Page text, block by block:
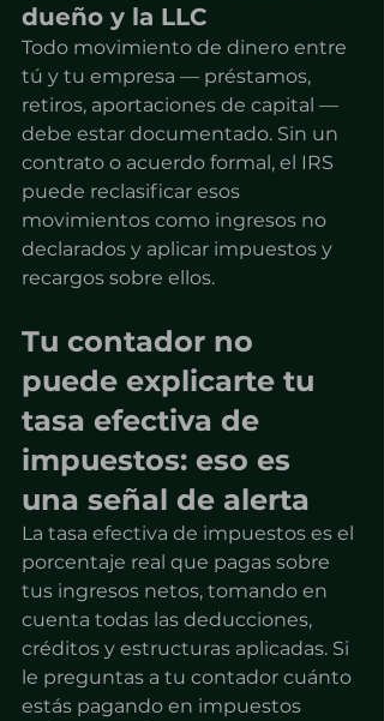
dueño y la LLC
Todo movimiento de dinero entre
tú y tu empresa — préstamos,
retiros, aportaciones de capital —
debe estar documentado. Sin un
contrato o acuerdo formal, el IRS
puede reclasificar esos
movimientos como ingresos no
declarados y aplicar impuestos y
recargos sobre ellos.
Tu contador no
puede explicarte tu
tasa efectiva de
impuestos: eso es
una señal de alerta
La tasa efectiva de impuestos es el
porcentaje real que pagas sobre
tus ingresos netos, tomando en
cuenta todas las deducciones,
créditos y estructuras aplicadas. Si
le preguntas a tu contador cuánto
estás pagando en impuestos